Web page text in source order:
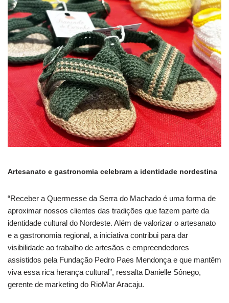
Artesanato e gastronomia celebram a identidade nordestina
“Receber a Quermesse da Serra do Machado é uma forma de
aproximar nossos clientes das tradições que fazem parte da
identidade cultural do Nordeste. Além de valorizar o artesanato
e a gastronomia regional, a iniciativa contribui para dar
visibilidade ao trabalho de artesãos e empreendedores
assistidos pela Fundação Pedro Paes Mendonça e que mantêm
viva essa rica herança cultural”, ressalta Danielle Sônego,
gerente de marketing do RioMar Aracaju.